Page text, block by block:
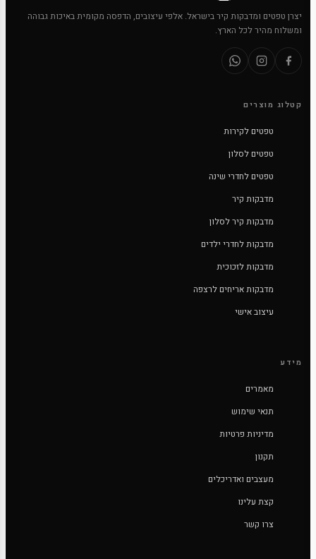
יצרן טפטים ומדבקות קיר בישראל. אלפי עיצובים, הדפסה מקומית באיכות גבוהה
ומשלוח מהיר לכל הארץ.
קטלוג מוצרים
טפטים לקירות
טפטים לסלון
טפטים לחדרי שינה
מדבקות קיר
מדבקות קיר לסלון
מדבקות לחדרי ילדים
מדבקות לזכוכית
מדבקות אריחים לרצפה
עיצוב אישי
מידע
מאמרים
תנאי שימוש
מדיניות פרטיות
תקנון
מעצבים ואדריכלים
קצת עלינו
צרו קשר